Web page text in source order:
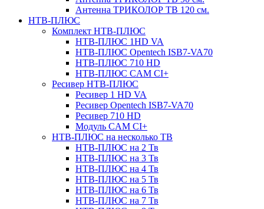
Антенна ТРИКОЛОР ТВ 120 см.
НТВ-ПЛЮС
Комплект НТВ-ПЛЮС
НТВ-ПЛЮС 1HD VA
НТВ-ПЛЮС Opentech ISB7-VA70
НТВ-ПЛЮС 710 HD
НТВ-ПЛЮС CAM CI+
Ресивер НТВ-ПЛЮС
Ресивер 1 HD VA
Ресивер Opentech ISB7-VA70
Ресивер 710 HD
Модуль CAM CI+
НТВ-ПЛЮС на несколько ТВ
НТВ-ПЛЮС на 2 Тв
НТВ-ПЛЮС на 3 Тв
НТВ-ПЛЮС на 4 Тв
НТВ-ПЛЮС на 5 Тв
НТВ-ПЛЮС на 6 Тв
НТВ-ПЛЮС на 7 Тв